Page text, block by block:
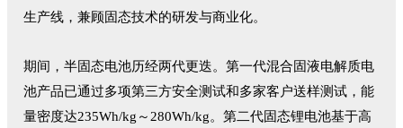
生产线，兼顾固态技术的研发与商业化。
期间，半固态电池历经两代更迭。第一代混合固液电解质电
池产品已通过多项第三方安全测试和多家客户送样测试，能
量密度达235Wh/kg～280Wh/kg。第二代固态锂电池基于高